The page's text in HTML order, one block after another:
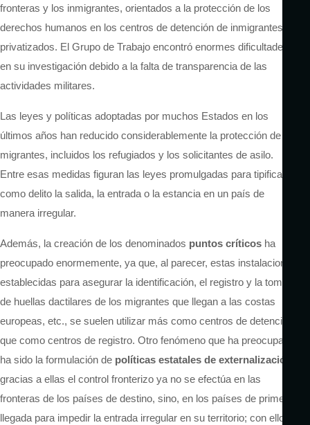
fronteras y los inmigrantes, orientados a la protección de los
derechos humanos en los centros de detención de inmigrantes
privatizados. El Grupo de Trabajo encontró enormes dificultades
en su investigación debido a la falta de transparencia de las
actividades militares.
Las leyes y políticas adoptadas por muchos Estados en los
últimos años han reducido considerablemente la protección de los
migrantes, incluidos los refugiados y los solicitantes de asilo.
Entre esas medidas figuran las leyes promulgadas para tipificar
como delito la salida, la entrada o la estancia en un país de
manera irregular.
Además, la creación de los denominados puntos críticos ha
preocupado enormemente, ya que, al parecer, estas instalaciones,
establecidas para asegurar la identificación, el registro y la toma
de huellas dactilares de los migrantes que llegan a las costas
europeas, etc., se suelen utilizar más como centros de detención
que como centros de registro. Otro fenómeno que ha preocupado
ha sido la formulación de políticas estatales de externalización
gracias a ellas el control fronterizo ya no se efectúa en las
fronteras de los países de destino, sino, en los países de primera
llegada para impedir la entrada irregular en su territorio; con ello